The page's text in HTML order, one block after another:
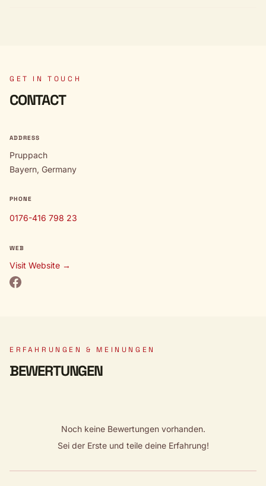
GET IN TOUCH
CONTACT
ADDRESS
Pruppach
Bayern, Germany
PHONE
0176-416 798 23
WEB
Visit Website →
ERFAHRUNGEN & MEINUNGEN
BEWERTUNGEN
Noch keine Bewertungen vorhanden.
Sei der Erste und teile deine Erfahrung!